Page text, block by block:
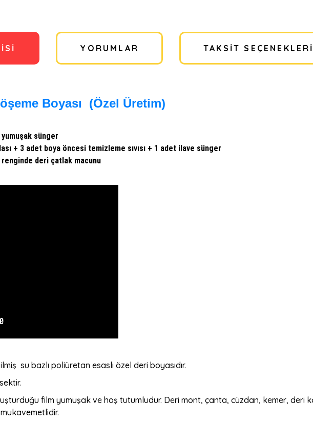
YORUMLAR TAKSIT SEÇENEKLERI
Boyası (Özel Üretim)
sünger
+ 3 adet boya öncesi temizleme sıvısı + 1 adet ilave sünger
deri çatlak macunu
su bazlı poliüretan esaslı özel deri boyasıdır.
film yumuşak ve hoş tutumludur. Deri mont, çanta, cüzdan, kemer,